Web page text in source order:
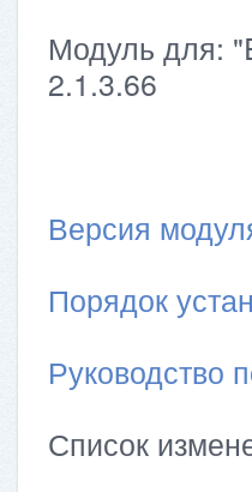
Модуль для:
2.1.3.66
Версия
Порядок
Руководство
Список